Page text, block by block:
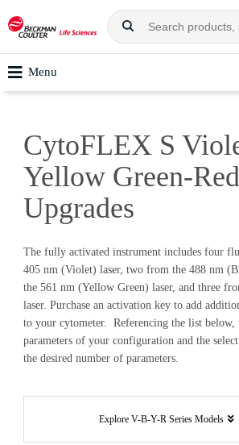
Menu
CytoFLEX S
Yellow Green-
Upgrades
The fully activated instrument includes four
405 nm (Violet) laser, two from the 488 nm
the 561 nm (Yellow Green) laser, and three
laser. Purchase an activation key to add
to your cytometer. Referencing the list
parameters of your configuration and the
the desired number of parameters.
Explore V-B-Y-R Series Models